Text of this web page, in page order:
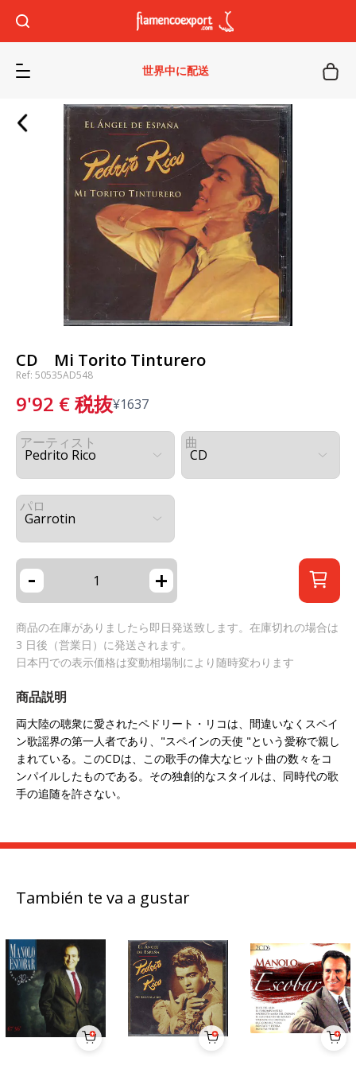
世界中に配送
CD Mi Torito Tinturero
Ref: 50535AD548
9'92 €税抜¥1637
アーティスト 曲
パロ
- +
商品の在庫がありましたら即日発送致します。在庫切れの場合は
3 日後（営業日）に発送されます。
日本円での表示価格は変動相場制により随時変わります
商品説明
両大陸の聴衆に愛されたペドリート・リコは、間違いなくスペイ
ン歌謡界の第一人者であり、"スペインの天使 "という愛称で親し
まれている。このCDは、この歌手の偉大なヒット曲の数々をコ
ンパイルしたものである。その独創的なスタイルは、同時代の歌
手の追随を許さない。
También te va a gustar